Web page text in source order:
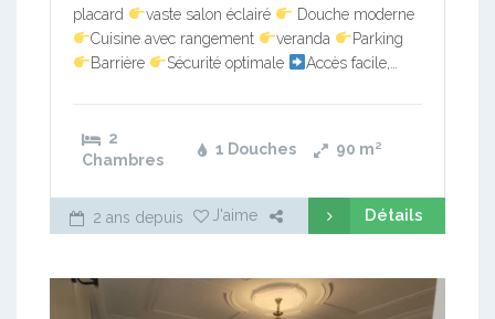
placard
vaste salon éclairé
Douche moderne
Cuisine avec rangement
veranda
Parking
Barrière
Sécurité optimale Accès facile,…
2
Chambres
1 Douches 90 m²
2 ans depuis J'aime Détails